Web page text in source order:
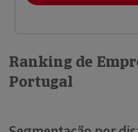
Ranking de
Portugal